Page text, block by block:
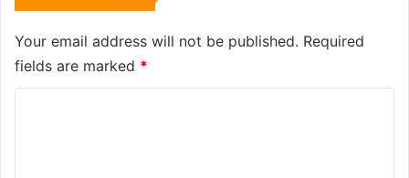
Your email address will not be published. Required
fields are marked *